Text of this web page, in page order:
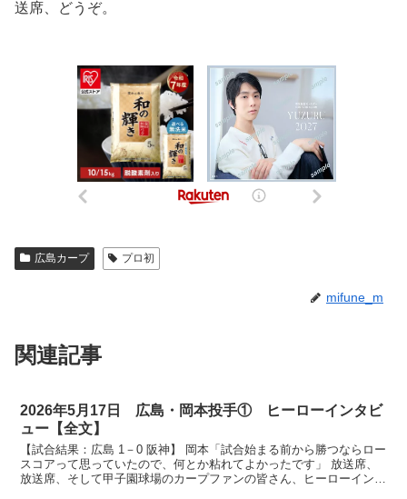
送席、どうぞ。
広島カープ プロ初
mifune_m
関連記事
2026年5月17日 広島・岡本投手① ヒーローインタビ
ュー【全文】
【試合結果：広島 1－0 阪神】 岡本「試合始まる前から勝つならロー
スコアって思っていたので、何とか粘れてよかったです」 放送席、
放送席、そして甲子園球場のカープファンの皆さん、ヒーローインタ